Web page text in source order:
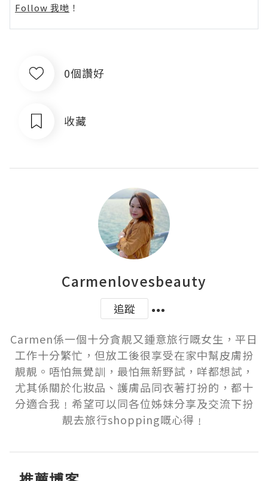
Follow 我哋 ！
0個讚好
收藏
Carmenlovesbeauty
追蹤
Carmen係一個十分貪靚又鍾意旅行嘅女生，平日
工作十分繁忙，但放工後很享受在家中幫皮膚扮
靚靚。唔怕無覺訓，最怕無新野試，咩都想試，
尤其係關於化妝品、護膚品同衣著打扮的，都十
分適合我﹗希望可以同各位姊妹分享及交流下扮
靚去旅行shopping嘅心得﹗